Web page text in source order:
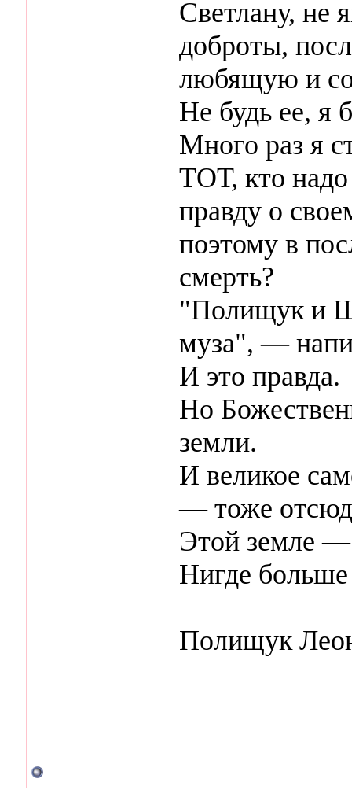
Светлану, не
доброты,
любящую и
Не будь ее, я
Много раз я
ТОТ, кто надо
правду о
поэтому в
смерть?
"Полищук и
муза", —
И это правда.
Но
земли.
И великое
— тоже
Этой земле
Нигде
Полищук